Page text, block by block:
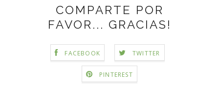
COMPARTE POR
FAVOR... GRACIAS!
FACEBOOK TWITTER
PINTEREST